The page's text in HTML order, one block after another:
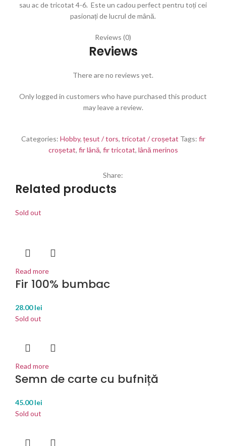
sau ac de tricotat 4-6. Este un cadou perfect pentru toți cei
pasionați de lucrul de mână.
Reviews (0)
Reviews
There are no reviews yet.
Only logged in customers who have purchased this product
may leave a review.
Categories: Hobby, țesut / tors, tricotat / croșetat Tags: fir
croșetat, fir lână, fir tricotat, lână merinos
Share:
Related products
Sold out
Read more
Fir 100% bumbac
28.00lei
Sold out
Read more
Semn de carte cu bufniță
45.00lei
Sold out